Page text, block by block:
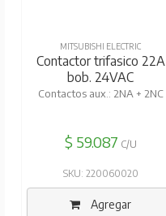
MITSUBISHI ELECTRIC
Contactor trifasico 22A
bob. 24VAC
Contactos aux.: 2NA + 2NC
$ 59.087 C/U
SKU: 220060020
Agregar